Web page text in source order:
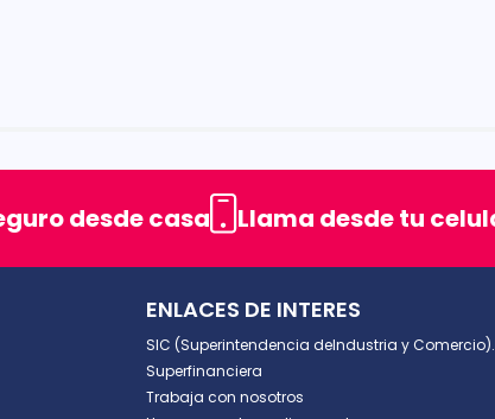
desde casa Llama desde tu
ENLACES DE INTERES
SIC (Superintendencia deIndustria y Comercio).
Superfinanciera
Trabaja con nosotros